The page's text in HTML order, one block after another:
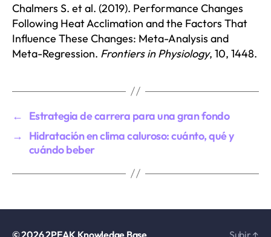
Chalmers S. et al. (2019). Performance Changes
Following Heat Acclimation and the Factors That
Influence These Changes: Meta-Analysis and
Meta-Regression. Frontiers in Physiology, 10, 1448.
←
Estrategia de carrera para una gran fondo
→
Hidratación en clima caluroso: cuánto, qué y
cuándo beber
© 20262PEAK Knowledge Base Subir ↑